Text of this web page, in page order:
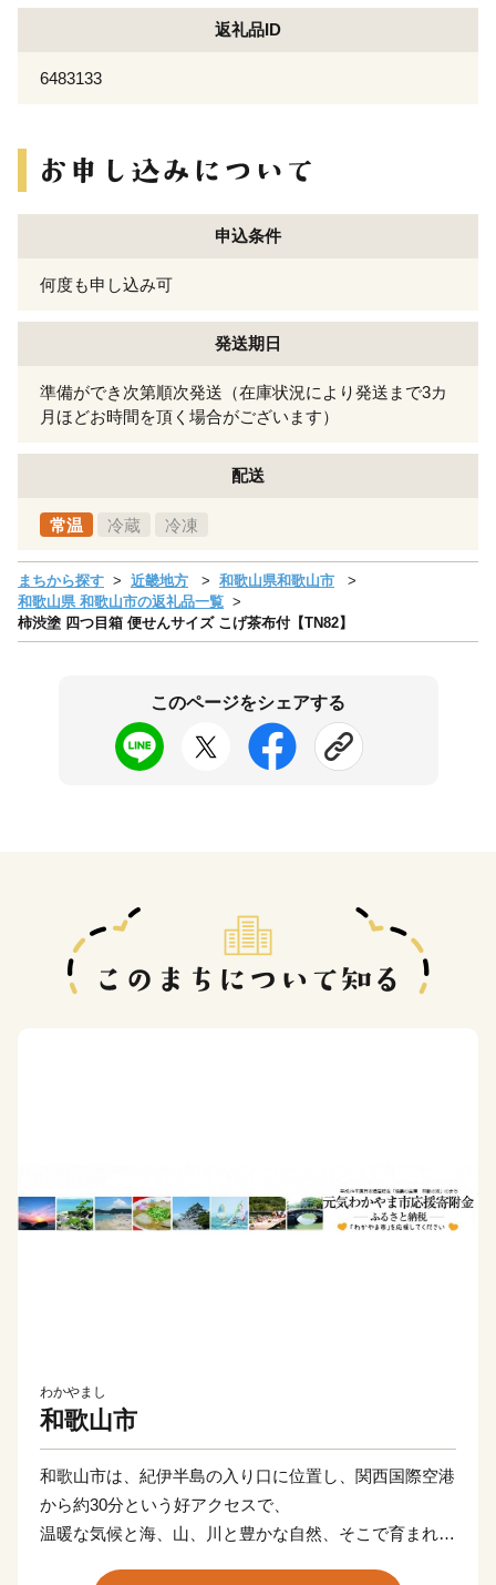
返礼品ID
6483133
申込条件
何度も申し込み可
発送期日
準備ができ次第順次発送（在庫状況により発送まで3カ
月ほどお時間を頂く場合がございます）
配送
常温 冷蔵 冷凍
まちから探す 近畿地方
和歌山県和歌山市
和歌山県 和歌山市の返礼品一覧
柿渋塗 四つ目箱 便せんサイズ こげ茶布付【TN82】
このページをシェアする
わかやまし
和歌山市
和歌山市は、紀伊半島の入り口に位置し、関西国際空港
から約30分という好アクセスで、
温暖な気候と海、山、川と豊かな自然、そこで育まれる